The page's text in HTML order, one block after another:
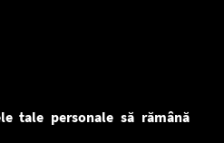
FM pentru smartphone:
tale personale să rămână